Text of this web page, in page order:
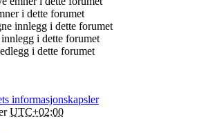
i dette forumet
innlegg i dette forumet
innlegg i dette forumet
i dette forumet
informasjonskapsler
UTC+02:00